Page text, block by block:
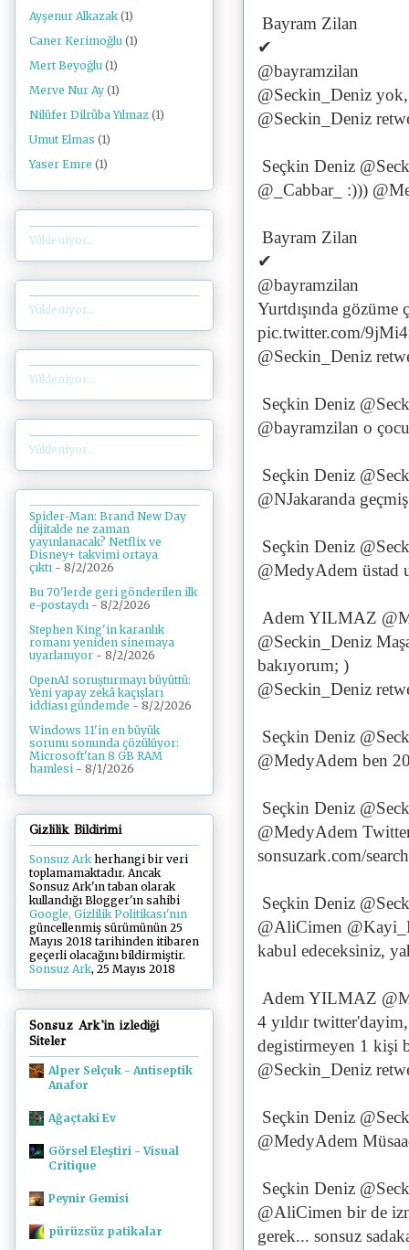
Bayram Zilan
✔
@bayramzilan
@Seckin_Deniz
@Seckin_Deniz
Seçkin Deniz
@_Cabbar_ :)))
Bayram Zilan
✔
@bayramzilan
Yurtdışında
pic.twitter.com/
@Seckin_Deniz
Seçkin Deniz
@bayramzilan o
Seçkin Deniz
@NJakaranda
Seçkin Deniz
@MedyAdem üstad
Adem YILMAZ
@Seckin_Deniz
bakıyorum; )
@Seckin_Deniz
Seçkin Deniz
@MedyAdem ben
Seçkin Deniz
@MedyAdem
sonsuzark.com/
Seçkin Deniz
@AliCimen
kabul edeceksiniz,
Adem YILMAZ
4 yıldır
degistirmeyen 1 kişi
@Seckin_Deniz
Seçkin Deniz
@MedyAdem
Seçkin Deniz
@AliCimen bir de
gerek... sonsuz
Ayşenur Alkazak (1)
Caner Kerimoğlu (1)
Mert Beyoğlu (1)
Merve Nur Ay (1)
Nilüfer Dilrûba Yılmaz (1)
Umut Elmas (1)
Yaser Emre (1)
Yükleniyor...
Yükleniyor...
Yükleniyor...
Yükleniyor...
Spider-Man: Brand New Day
dijitalde ne zaman
yayınlanacak? Netflix ve
Disney+ takvimi ortaya
çıktı - 8/2/2026
Bu 70'lerde geri gönderilen ilk
e-postaydı - 8/2/2026
Stephen King'in karanlık
romanı yeniden sinemaya
uyarlanıyor - 8/2/2026
OpenAI soruşturmayı büyüttü:
Yeni yapay zekâ kaçışları
iddiası gündemde - 8/2/2026
Windows 11'in en büyük
sorunu sonunda çözülüyor:
Microsoft'tan 8 GB RAM
hamlesi - 8/1/2026
Gizlilik Bildirimi
Sonsuz Arkherhangi bir veri
toplamamaktadır. Ancak
Sonsuz Ark'ın taban olarak
kullandığı Blogger'ın sahibi
Google, Gizlilik Politikası'nın
güncellenmiş sürümünün 25
Mayıs 2018 tarihinden itibaren
geçerli olacağını bildirmiştir.
Sonsuz Ark, 25 Mayıs 2018
Sonsuz Ark'in izlediği
Siteler
Alper Selçuk - Antiseptik
Anafor
Ağaçtaki Ev
Görsel Eleştiri - Visual
Critique
Peynir Gemisi
pürüzsüz patikalar